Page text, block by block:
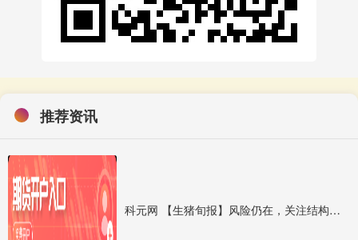
推荐资讯
科元网 【生猪旬报】风险仍在，关注结构性机会